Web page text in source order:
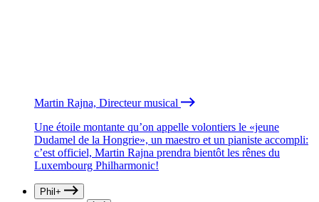
Martin Rajna, Directeur musical
Une étoile montante qu’on appelle volontiers le «jeune
Dudamel de la Hongrie», un maestro et un pianiste accompli:
c’est officiel, Martin Rajna prendra bientôt les rênes du
Luxembourg Philharmonic!
Phil+